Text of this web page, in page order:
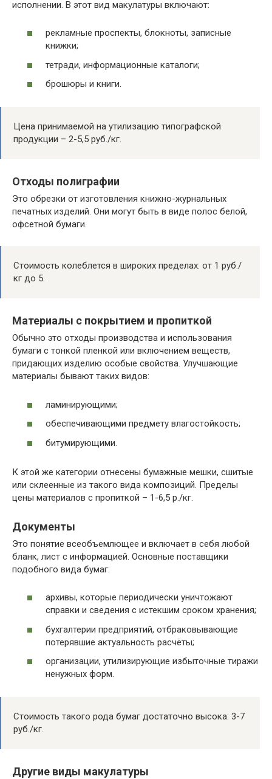
исполнении. В этот вид макулатуры включают:
рекламные проспекты, блокноты, записные
книжки;
тетради, информационные каталоги;
брошюры и книги.
Цена принимаемой на утилизацию типографской
продукции – 2-5,5 руб./кг.
Отходы полиграфии
Это обрезки от изготовления книжно-журнальных
печатных изделий. Они могут быть в виде полос белой,
офсетной бумаги.
Стоимость колеблется в широких пределах: от 1 руб./
кг до 5.
Материалы с покрытием и пропиткой
Обычно это отходы производства и использования
бумаги с тонкой пленкой или включением веществ,
придающих изделию особые свойства. Улучшающие
материалы бывают таких видов:
ламинирующими;
обеспечивающими предмету влагостойкость;
битумирующими.
К этой же категории отнесены бумажные мешки, сшитые
или склеенные из такого вида композиций. Пределы
цены материалов с пропиткой – 1-6,5 р./кг.
Документы
Это понятие всеобъемлющее и включает в себя любой
бланк, лист с информацией. Основные поставщики
подобного вида бумаг:
архивы, которые периодически уничтожают
справки и сведения с истекшим сроком хранения;
бухгалтерии предприятий, отбраковывающие
потерявшие актуальность расчёты;
организации, утилизирующие избыточные тиражи
ненужных форм.
Стоимость такого рода бумаг достаточно высока: 3-7
руб./кг.
Другие виды макулатуры